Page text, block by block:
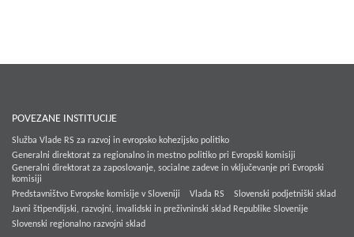
POVEZANE INSTITUCIJE
Služba Vlade RS za razvoj in evropsko kohezijsko politiko
Generalni direktorat za regionalno in mestno politiko pri Evropski komisiji
Generalni direktorat za zaposlovanje, socialne zadeve in vključevanje pri Evropski
komisiji
Predstavništvo Evropske komisije v Sloveniji
Vlada RS
Slovenski podjetniški sklad
Javni štipendijski, razvojni, invalidski in preživninski sklad Republike Slovenije
Slovenski regionalno razvojni sklad